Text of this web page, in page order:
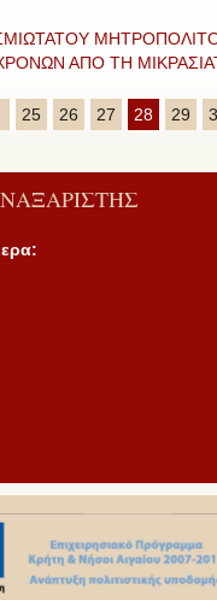
ΑΠΟ ΤΗ
25 26 27 28 29